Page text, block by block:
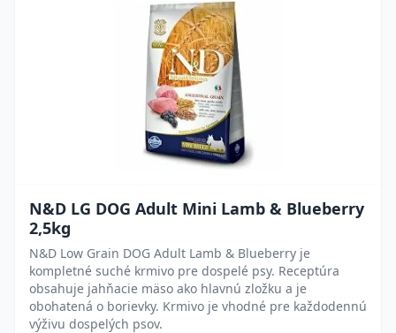
N&D LG DOG Adult Mini Lamb & Blueberry
2,5kg
N&D Low Grain DOG Adult Lamb & Blueberry je
kompletné suché krmivo pre dospelé psy. Receptúra
obsahuje jahňacie mäso ako hlavnú zložku a je
obohatená o borievky. Krmivo je vhodné pre každodennú
výživu dospelých psov.